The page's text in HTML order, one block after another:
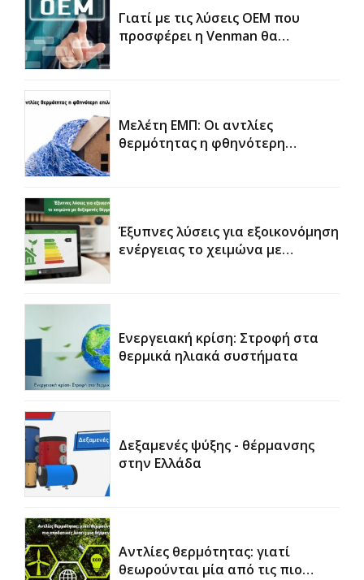
Γιατί με τις λύσεις OEM που
προσφέρει η Venman θα
Μελέτη ΕΜΠ: Οι αντλίες
θερμότητας η φθηνότερη
Έξυπνες λύσεις για εξοικονόμηση
ενέργειας το χειμώνα με
Ενεργειακή κρίση: Στροφή στα
θερμικά ηλιακά συστήματα
Δεξαμενές ψύξης - θέρμανσης
στην Ελλάδα
Αντλίες θερμότητας: γιατί
θεωρούνται μία από τις πιο